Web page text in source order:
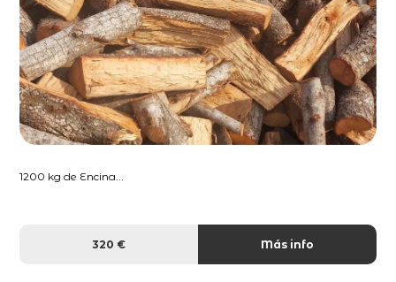
1200 kg de Encina...
320 € Más info